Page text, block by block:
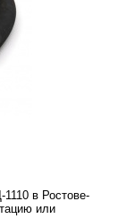
в Ростове-
или